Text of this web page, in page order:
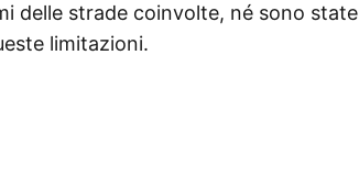
delle strade coinvolte, né sono state
limitazioni.